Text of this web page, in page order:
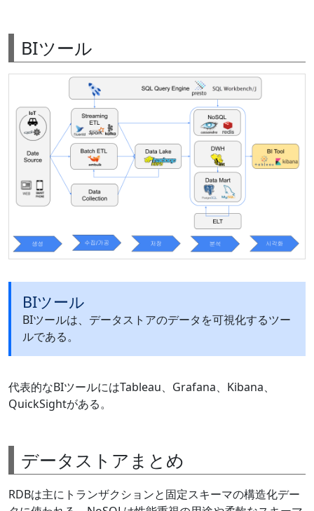
BIツール
BIツール
BIツールは、データストアのデータを可視化するツー
ルである。
代表的なBIツールにはTableau、Grafana、Kibana、
QuickSightがある。
データストアまとめ
RDBは主にトランザクションと固定スキーマの構造化デー